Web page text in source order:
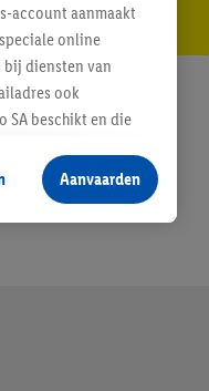
account aanmaakt
online
diensten van
ook
SA beschikt en die
producten waarin
voegen, maar het
als er met behulp
Door op
informatie,
Aanvaarden